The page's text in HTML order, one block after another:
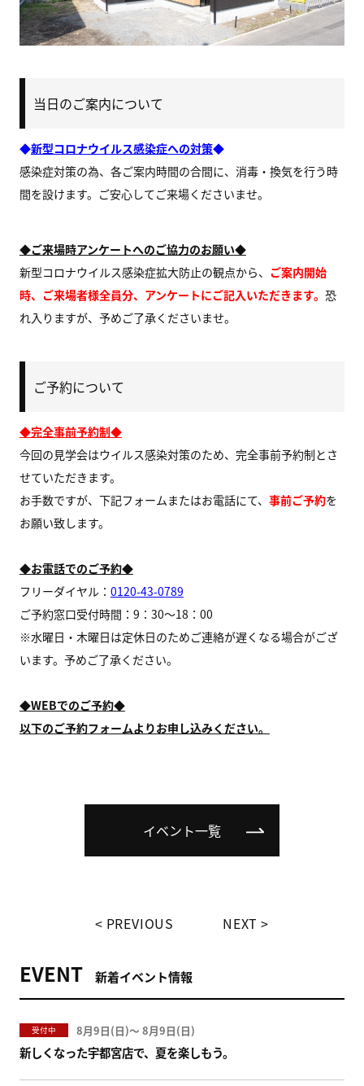
当日のご案内について
◆新型コロナウイルス感染症への対策◆
感染症対策の為、各ご案内時間の合間に、消毒・換気を行う時
間を設けます。ご安心してご来場くださいませ。
◆ご来場時アンケートへのご協力のお願い◆
新型コロナウイルス感染症拡大防止の観点から、 ご案内開始
時、ご来場者様全員分、アンケートにご記入いただきます。 恐
れ入りますが、予めご了承くださいませ。
ご予約について
◆完全事前予約制◆
今回の見学会はウイルス感染対策のため、完全事前予約制とさ
せていただきます。
お手数ですが、下記フォームまたはお電話にて、 事前ご予約を
お願い致します。
◆お電話でのご予約◆
フリーダイヤル： 0120-43-0789
ご予約窓口受付時間：9：30～18：00
※水曜日・木曜日は定休日のためご連絡が遅くなる場合がござ
います。予めご了承ください。
◆WEBでのご予約◆
以下のご予約フォームよりお申し込みください。
イベント一覧
PREVIOUS NEXT
EVENT 新着イベント情報
受付中 8月9日( )〜 8月9日( )
新しくなった宇都宮店で、夏を楽しもう。